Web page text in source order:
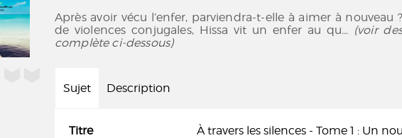
Après avoir vécu l’enfer, parviendra-t-elle à aimer à nouveau
de violences conjugales, Hissa vit un enfer au qu... (voir
complète ci-dessous)
Sujet Description
Titre
À travers les silences - Tome 1 : Un